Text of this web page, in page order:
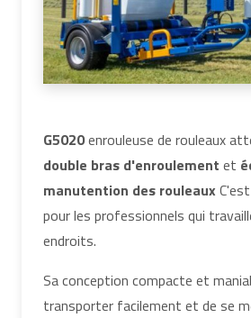
G5020enrouleuse de rouleaux
double bras d'enroulement et
manutention des rouleaux
pour les professionnels qui
endroits.
Sa conception compacte et
transporter facilement et de se